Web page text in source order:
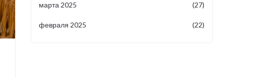
марта 2025 (27)
февраля 2025 (22)